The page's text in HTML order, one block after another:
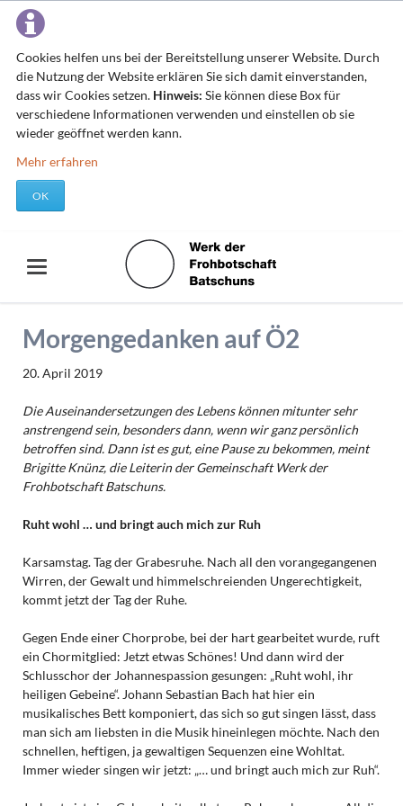
Cookies helfen uns bei der Bereitstellung unserer Website. Durch
die Nutzung der Website erklären Sie sich damit einverstanden,
dass wir Cookies setzen. Hinweis: Sie können diese Box für
verschiedene Informationen verwenden und einstellen ob sie
wieder geöffnet werden kann.
Mehr erfahren
OK
Morgengedanken auf Ö2
20. April 2019
Die Auseinandersetzungen des Lebens können mitunter sehr
anstrengend sein, besonders dann, wenn wir ganz persönlich
betroffen sind. Dann ist es gut, eine Pause zu bekommen, meint
Brigitte Knünz, die Leiterin der Gemeinschaft Werk der
Frohbotschaft Batschuns.
Ruht wohl … und bringt auch mich zur Ruh
Karsamstag. Tag der Grabesruhe. Nach all den vorangegangenen
Wirren, der Gewalt und himmelschreienden Ungerechtigkeit,
kommt jetzt der Tag der Ruhe.
Gegen Ende einer Chorprobe, bei der hart gearbeitet wurde, ruft
ein Chormitglied: Jetzt etwas Schönes! Und dann wird der
Schlusschor der Johannespassion gesungen: „Ruht wohl, ihr
heiligen Gebeine“. Johann Sebastian Bach hat hier ein
musikalisches Bett komponiert, das sich so gut singen lässt, dass
man sich am liebsten in die Musik hineinlegen möchte. Nach den
schnellen, heftigen, ja gewaltigen Sequenzen eine Wohltat.
Immer wieder singen wir jetzt: „… und bringt auch mich zur Ruh“.